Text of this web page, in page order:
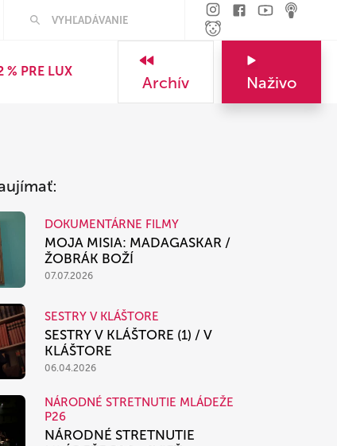
% PRE LUX
Archív Naživo
DOKUMENTÁRNE FILMY
MOJA MISIA: MADAGASKAR /
ŽOBRÁK BOŽÍ
07.07.2026
SESTRY V KLÁŠTORE
SESTRY V KLÁŠTORE (1) / V
KLÁŠTORE
06.04.2026
NÁRODNÉ STRETNUTIE MLÁDEŽE
P26
NÁRODNÉ STRETNUTIE